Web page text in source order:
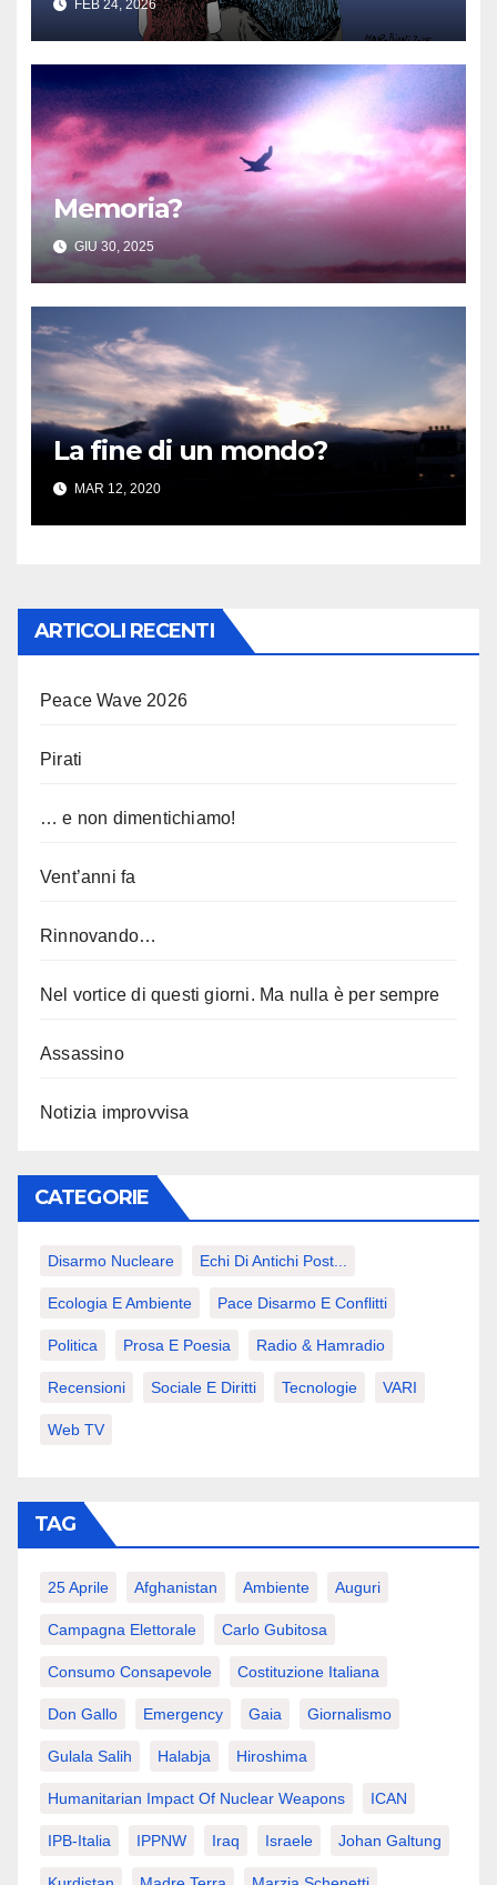
FEB 24, 2026
Memoria?
GIU 30, 2025
La fine di un mondo?
MAR 12, 2020
ARTICOLI RECENTI
Peace Wave 2026
Pirati
… e non dimentichiamo!
Vent’anni fa
Rinnovando…
Nel vortice di questi giorni. Ma nulla è per sempre
Assassino
Notizia improvvisa
CATEGORIE
Disarmo Nucleare Echi Di Antichi Post...
Ecologia E Ambiente Pace Disarmo E Conflitti
Politica Prosa E Poesia Radio & Hamradio
Recensioni Sociale E Diritti Tecnologie VARI
Web TV
TAG
25 Aprile Afghanistan Ambiente Auguri
Campagna Elettorale Carlo Gubitosa
Consumo Consapevole Costituzione Italiana
Don Gallo Emergency Gaia Giornalismo
Gulala Salih Halabja Hiroshima
Humanitarian Impact Of Nuclear Weapons ICAN
IPB-Italia IPPNW Iraq Israele Johan Galtung